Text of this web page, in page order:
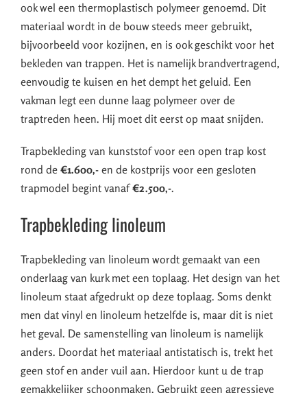
ook wel een thermoplastisch polymeer genoemd. Dit
materiaal wordt in de bouw steeds meer gebruikt,
bijvoorbeeld voor kozijnen, en is ook geschikt voor het
bekleden van trappen. Het is namelijk brandvertragend,
eenvoudig te kuisen en het dempt het geluid. Een
vakman legt een dunne laag polymeer over de
traptreden heen. Hij moet dit eerst op maat snijden.
Trapbekleding van kunststof voor een open trap kost
rond de €1.600,- en de kostprijs voor een gesloten
trapmodel begint vanaf€2.500,-.
Trapbekleding linoleum
Trapbekleding van linoleum wordt gemaakt van een
onderlaag van kurk met een toplaag. Het design van het
linoleum staat afgedrukt op deze toplaag. Soms denkt
men dat vinyl en linoleum hetzelfde is, maar dit is niet
het geval. De samenstelling van linoleum is namelijk
anders. Doordat het materiaal antistatisch is, trekt het
geen stof en ander vuil aan. Hierdoor kunt u de trap
gemakkelijker schoonmaken. Gebruikt geen agressieve